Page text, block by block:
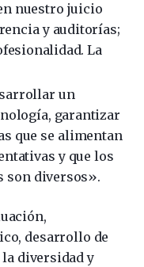
nuestro juicio
y auditorías;
La
un
garantizar
que se alimentan
y que los
son diversos».
desarrollo de
diversidad y